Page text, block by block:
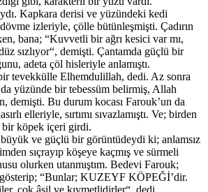
Kapkara derisi ve yüzündeki kedi
dövme izleriyle, çölle bütünleşmişti. Çadırın
bana; “Kuvvetli bir ağrı kesici var mı,
sızlıyor“, demişti. Çantamda güçlü bir
adeta çöl hisleriyle anlamıştı.
tevekkülle Elhemdulillah, dedi. Az sonra
da yüzünde bir tebessüm belirmiş, Allah
demişti. Bu durum kocası Farouk’un da
elleriyle, sırtımı sıvazlamıştı. Ve; birden
bir köpek içeri girdi.
ve güçlü bir görüntüdeydi ki; anlamsız
sıçrayıp köşeye kaçmış ve sürmeli
olurken utanmıştım. Bedevi Farouk;
“Bunlar; KUZEYF KÖPEĞİ’dir.
çok âsil ve kıymetlidirler“, dedi.